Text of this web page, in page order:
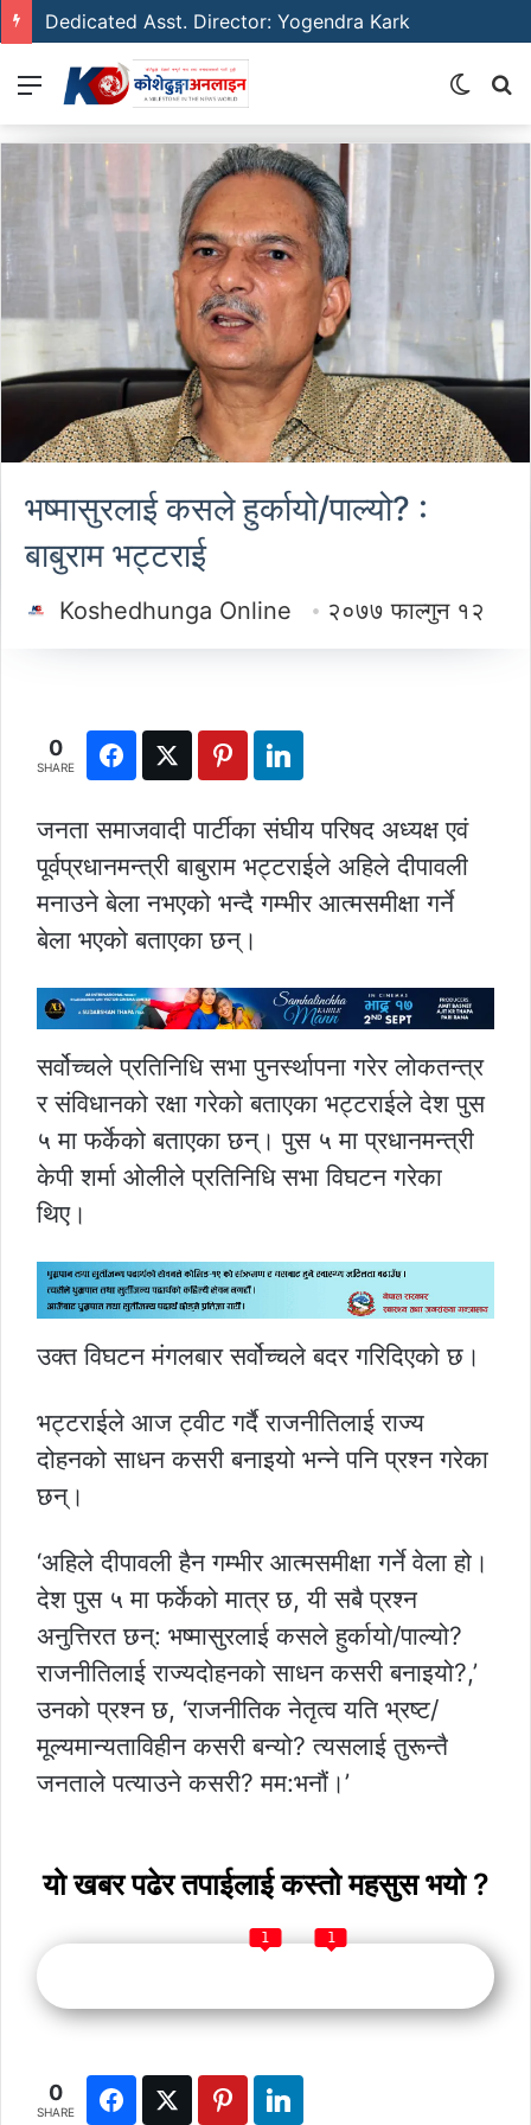
Dedicated Asst. Director: Yogendra Kark
Menu
Switch
भष्मासुरलाई कसले हुर्कायो/पाल्यो? :
बाबुराम भट्टराई
Koshedhunga Online २०७७ फाल्गुन १२
0
SHARE
जनता समाजवादी पार्टीका संघीय परिषद अध्यक्ष एवं
पूर्वप्रधानमन्त्री बाबुराम भट्टराईले अहिले दीपावली
मनाउने बेला नभएको भन्दै गम्भीर आत्मसमीक्षा गर्ने
बेला भएको बताएका छन्।
सर्वोच्चले प्रतिनिधि सभा पुनर्स्थापना गरेर लोकतन्त्र
र संविधानको रक्षा गरेको बताएका भट्टराईले देश पुस
५ मा फर्केको बताएका छन्। पुस ५ मा प्रधानमन्त्री
केपी शर्मा ओलीले प्रतिनिधि सभा विघटन गरेका
थिए।
उक्त विघटन मंगलबार सर्वोच्चले बदर गरिदिएको छ।
भट्टराईले आज ट्वीट गर्दै राजनीतिलाई राज्य
दोहनको साधन कसरी बनाइयो भन्ने पनि प्रश्न गरेका
छन्।
‘अहिले दीपावली हैन गम्भीर आत्मसमीक्षा गर्ने वेला हो।
देश पुस ५ मा फर्केको मात्र छ, यी सबै प्रश्न
अनुत्तिरत छन्: भष्मासुरलाई कसले हुर्कायो/पाल्यो?
राजनीतिलाई राज्यदोहनको साधन कसरी बनाइयो?,’
उनको प्रश्न छ, ‘राजनीतिक नेतृत्व यति भ्रष्ट/
मूल्यमान्यताविहीन कसरी बन्यो? त्यसलाई तुरून्तै
जनताले पत्याउने कसरी? मम:भनौं।’
यो खबर पढेर तपाईलाई कस्तो महसुस भयो ?
1 1
0
SHARE